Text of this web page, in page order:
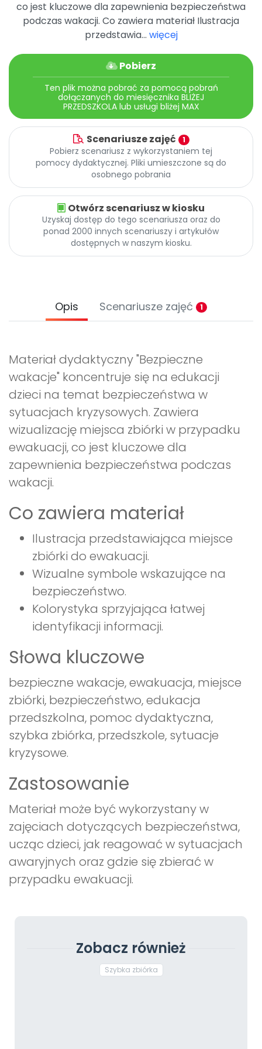
Archiwalne numery
Promocje
co jest kluczowe dla zapewnienia bezpieczeństwa
podczas wakacji. Co zawiera materiał Ilustracja
przedstawia... więcej
Pobierz
Ten plik można pobrać za pomocą pobrań
dołączanych do miesięcznika BLIŻEJ
PRZEDSZKOLA lub usługi bliżej MAX
Scenariusze zajęć 1
Pobierz scenariusz z wykorzystaniem tej
pomocy dydaktycznej. Pliki umieszczone są do
osobnego pobrania
Otwórz scenariusz w kiosku
Uzyskaj dostęp do tego scenariusza oraz do
ponad 2000 innych scenariuszy i artykułów
dostępnych w naszym kiosku.
Opis Scenariusze zajęć 1
Materiał dydaktyczny "Bezpieczne
wakacje" koncentruje się na edukacji
dzieci na temat bezpieczeństwa w
sytuacjach kryzysowych. Zawiera
wizualizację miejsca zbiórki w przypadku
ewakuacji, co jest kluczowe dla
zapewnienia bezpieczeństwa podczas
wakacji.
Co zawiera materiał
Ilustracja przedstawiająca miejsce
zbiórki do ewakuacji.
Wizualne symbole wskazujące na
bezpieczeństwo.
Kolorystyka sprzyjająca łatwej
identyfikacji informacji.
Słowa kluczowe
bezpieczne wakacje, ewakuacja, miejsce
zbiórki, bezpieczeństwo, edukacja
przedszkolna, pomoc dydaktyczna,
szybka zbiórka, przedszkole, sytuacje
kryzysowe.
Zastosowanie
Materiał może być wykorzystany w
zajęciach dotyczących bezpieczeństwa,
ucząc dzieci, jak reagować w sytuacjach
awaryjnych oraz gdzie się zbierać w
przypadku ewakuacji.
Zobacz również
Szybka zbiórka